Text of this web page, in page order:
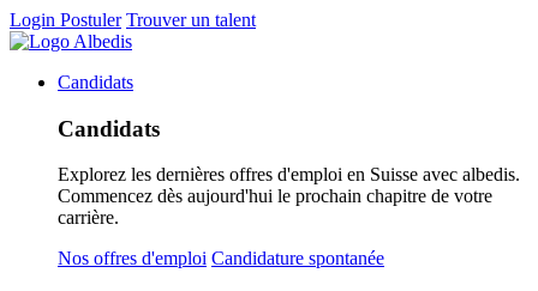
Login Postuler Trouver un talent
Candidats
Candidats
Explorez les dernières offres d'emploi en Suisse avec albedis.
Commencez dès aujourd'hui le prochain chapitre de votre
carrière.
Nos offres d'emploi Candidature spontanée